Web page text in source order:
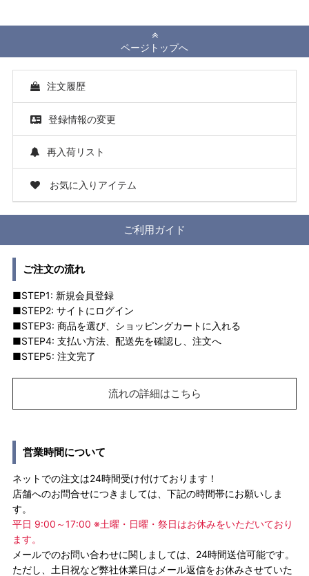
ページトップへ
注文履歴
登録情報の変更
再入荷リスト
お気に入りアイテム
ご利用ガイド
ご注文の流れ
■STEP1: 新規会員登録
■STEP2: サイトにログイン
■STEP3: 商品を選び、ショッピングカートに入れる
■STEP4: 支払い方法、配送先を確認し、注文へ
■STEP5: 注文完了
流れの詳細はこちら
営業時間について
ネットでの注文は24時間受け付けております！
店舗へのお問合せにつきましては、下記の時間帯にお願いしま
す。
平日 9:00～17:00 ※土曜・日曜・祭日はお休みをいただいており
ます。
メールでのお問い合わせに関しましては、24時間送信可能です。
ただし、土日祝など弊社休業日はメール返信をお休みさせていた